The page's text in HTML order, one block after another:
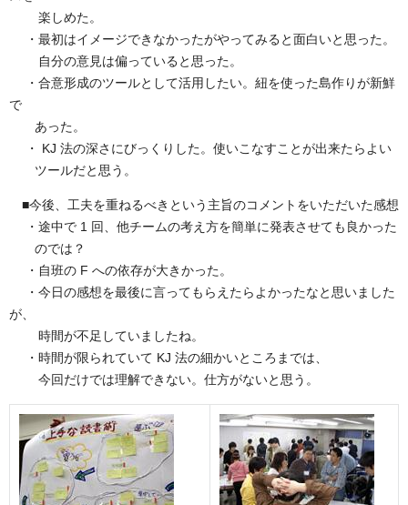
楽しめた。
・最初はイメージできなかったがやってみると面白いと思った。
自分の意見は偏っていると思った。
・合意形成のツールとして活用したい。紐を使った島作りが新鮮
で
あった。
・ KJ 法の深さにびっくりした。使いこなすことが出来たらよい
ツールだと思う。
■今後、工夫を重ねるべきという主旨のコメントをいただいた感想
・途中で 1 回、他チームの考え方を簡単に発表させても良かった
のでは？
・自班の F への依存が大きかった。
・今日の感想を最後に言ってもらえたらよかったなと思いました
が、
時間が不足していましたね。
・時間が限られていて KJ 法の細かいところまでは、
今回だけでは理解できない。仕方がないと思う。